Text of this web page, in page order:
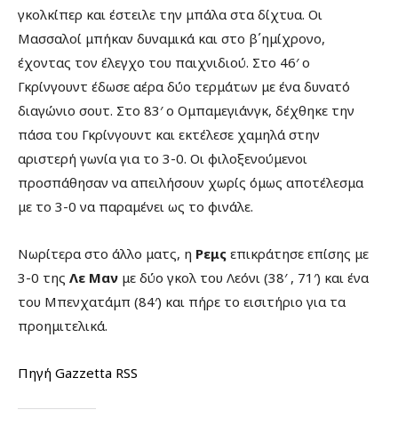
γκολκίπερ και έστειλε την μπάλα στα δίχτυα. Οι
Μασσαλοί μπήκαν δυναμικά και στο β΄ημίχρονο,
έχοντας τον έλεγχο του παιχνιδιού. Στο 46′ ο
Γκρίνγουντ έδωσε αέρα δύο τερμάτων με ένα δυνατό
διαγώνιο σουτ. Στο 83′ ο Ομπαμεγιάνγκ, δέχθηκε την
πάσα του Γκρίνγουντ και εκτέλεσε χαμηλά στην
αριστερή γωνία για το 3-0. Οι φιλοξενούμενοι
προσπάθησαν να απειλήσουν χωρίς όμως αποτέλεσμα
με το 3-0 να παραμένει ως το φινάλε.
Νωρίτερα στο άλλο ματς, η Ρεμς επικράτησε επίσης με
3-0 της Λε Μαν με δύο γκολ του Λεόνι (38′ , 71′) και ένα
του Μπενχατάμπ (84′) και πήρε το εισιτήριο για τα
προημιτελικά.
Πηγή Gazzetta RSS